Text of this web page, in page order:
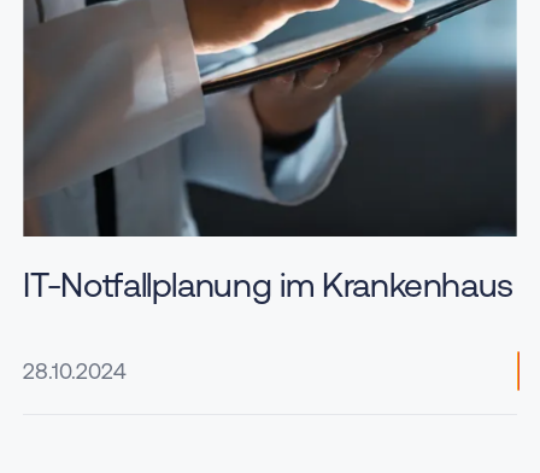
IT-Notfallplanung im Krankenhaus
28.10.2024